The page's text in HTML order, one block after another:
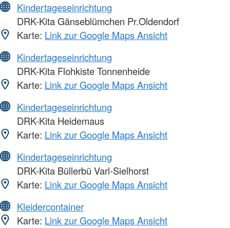
Kindertageseinrichtung
DRK-Kita Gänseblümchen Pr.Oldendorf
Karte: Link zur Google Maps Ansicht
Kindertageseinrichtung
DRK-Kita Flohkiste Tonnenheide
Karte: Link zur Google Maps Ansicht
Kindertageseinrichtung
DRK-Kita Heidemaus
Karte: Link zur Google Maps Ansicht
Kindertageseinrichtung
DRK-Kita Büllerbü Varl-Sielhorst
Karte: Link zur Google Maps Ansicht
Kleidercontainer
Karte: Link zur Google Maps Ansicht